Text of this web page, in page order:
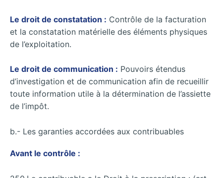
Le droit de constatation : Contrôle de la facturation
et la constatation matérielle des éléments physiques
de l’exploitation.
Le droit de communication : Pouvoirs étendus
d’investigation et de communication afin de recueillir
toute information utile à la détermination de l’assiette
de l’impôt.
b.- Les garanties accordées aux contribuables
Avant le contrôle :